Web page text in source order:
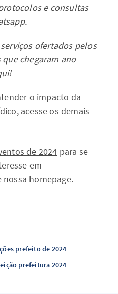
e consultas
ofertados pelos
que chegaram ano
o impacto da
acesse os demais
de 2024 para se
em
nossa homepage.
prefeito de 2024
prefeitura 2024